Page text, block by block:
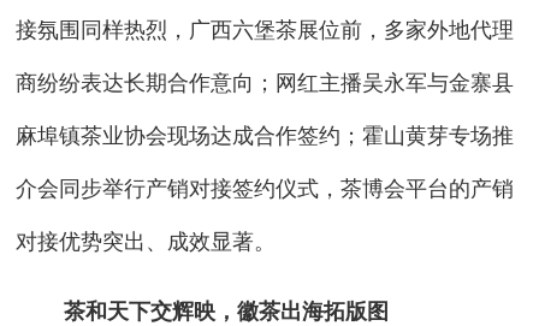
接氛围同样热烈，广西六堡茶展位前，多家外地代理
商纷纷表达长期合作意向；网红主播吴永军与金寨县
麻埠镇茶业协会现场达成合作签约；霍山黄芽专场推
介会同步举行产销对接签约仪式，茶博会平台的产销
对接优势突出、成效显著。
茶和天下交辉映，徽茶出海拓版图